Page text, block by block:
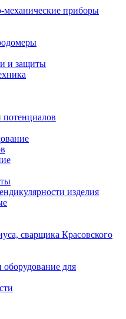
механические приборы
и защиты
потенциалов
изделия
сварщика Красовского
для